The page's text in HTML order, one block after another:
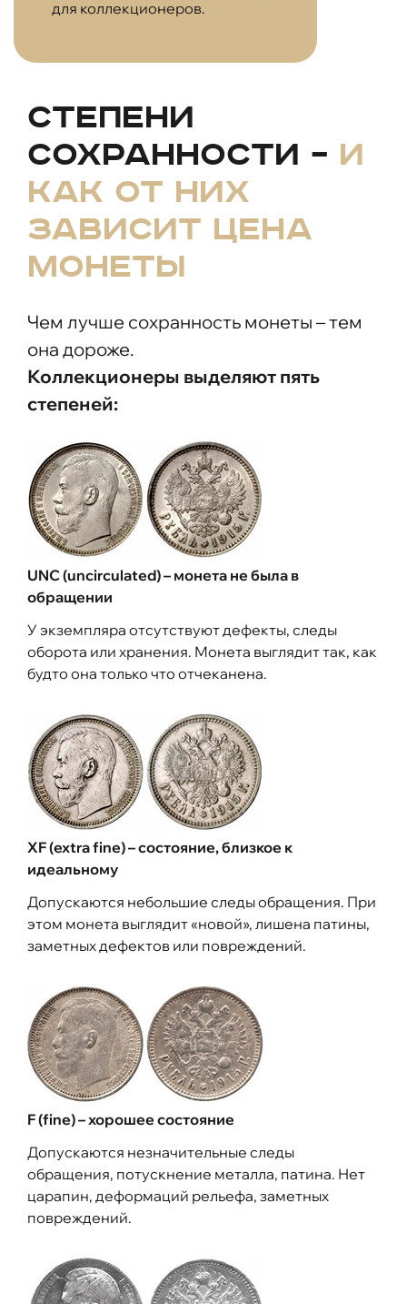
для коллекционеров.
Степени
сохранности – и
как от них
зависит цена
монеты
Чем лучше сохранность монеты – тем
она дороже.
Коллекционеры выделяют пять
степеней:
UNC (uncirculated) – монета не была в
обращении
У экземпляра отсутствуют дефекты, следы
оборота или хранения. Монета выглядит так, как
будто она только что отчеканена.
XF (extra fine) – состояние, близкое к
идеальному
Допускаются небольшие следы обращения. При
этом монета выглядит «новой», лишена патины,
заметных дефектов или повреждений.
F (fine) – хорошее состояние
Допускаются незначительные следы
обращения, потускнение металла, патина. Нет
царапин, деформаций рельефа, заметных
повреждений.